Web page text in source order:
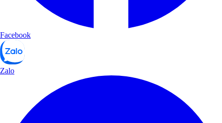
Facebook
Zalo